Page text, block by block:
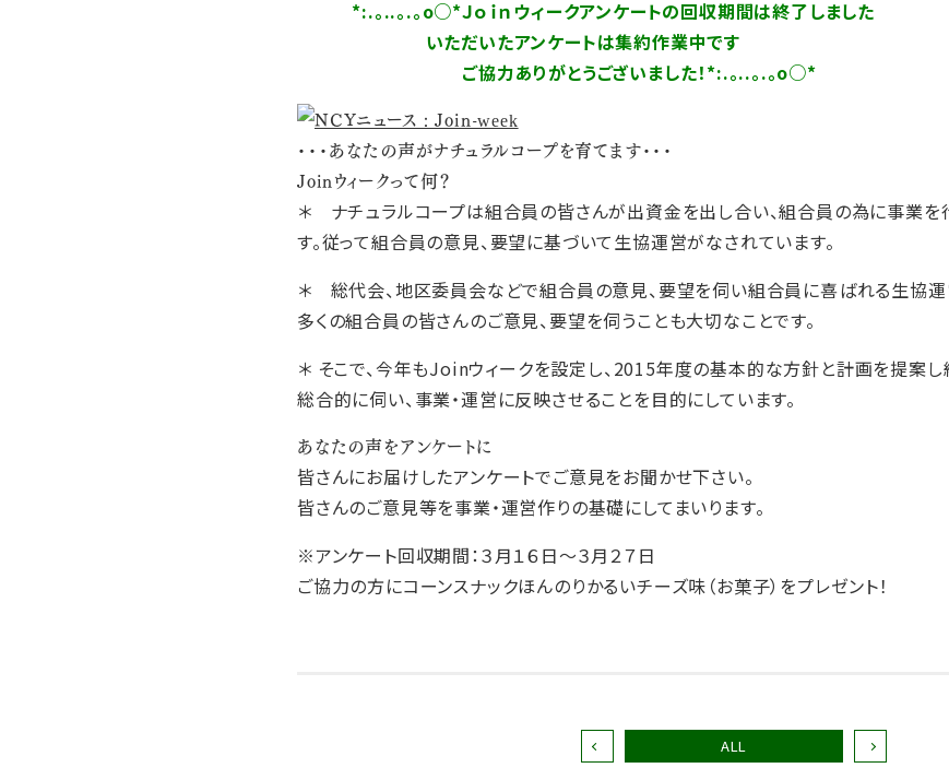
*:.。..。.。o○*Ｊｏｉｎウィークアンケートの回収期間は終了しました
いただいたアンケートは集約作業中です
ご協力ありがとうございました！*:.。..。.。o○*
・・・あなたの声がナチュラルコープを育てます・・・
Joinウィークって何？
＊ ナチュラルコープは組合員の皆さんが出資金を出し合い、組合員の為に事業を
す。従って組合員の意見、要望に基づいて生協運営がなされています。
＊ 総代会、地区委員会などで組合員の意見、要望を伺い組合員に喜ばれる生協運
多くの組合員の皆さんのご意見、要望を伺うことも大切なことです。
＊ そこで、今年もJoinウィークを設定し、2015年度の基本的な方針と計画を提案
総合的に伺い、事業・運営に反映させることを目的にしています。
あなたの声をアンケートに
皆さんにお届けしたアンケートでご意見をお聞かせ下さい。
皆さんのご意見等を事業・運営作りの基礎にしてまいります。
※アンケート回収期間：３月１６日～３月２７日
ご協力の方にコーンスナックほんのりかるいチーズ味（お菓子）をプレゼント！
ALL